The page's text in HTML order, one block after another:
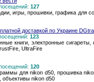
127
игры, прошивки, графика для
доставкой по Украине
123
книги, электронные
UltraFire
120
для nikon d50, прошивка
объективы nikon d50